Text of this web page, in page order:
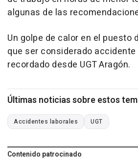
algunas de las
Un golpe de calor en el puesto
que ser considerado accidente
recordado desde UGT Aragón.
Últimas noticias sobre estos
Accidentes laborales UGT
Contenido patrocinado